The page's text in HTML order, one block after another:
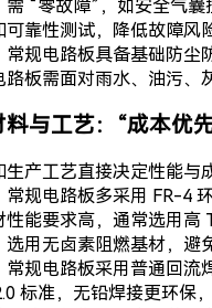
需 “零故障”，如安全气
可靠性测试，降低故障风
常规电路板具备基础防尘
路板需面对雨水、油污
料与工艺：“成本优
生产工艺直接决定性能与
常规电路板多采用 FR-4
性能要求高，通常选用
选用无卤素阻燃基材，避
常规电路板采用普通回
标准，无铅焊接更环保